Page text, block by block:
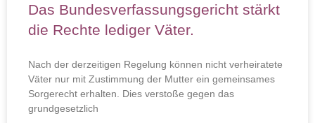
Das Bundesverfassungsgericht stärkt
die Rechte lediger Väter.
Nach der derzeitigen Regelung können nicht verheiratete
Väter nur mit Zustimmung der Mutter ein gemeinsames
Sorgerecht erhalten. Dies verstoße gegen das
grundgesetzlich